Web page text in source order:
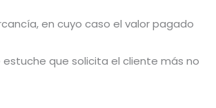
en cuyo caso el valor pagado
que solicita el cliente más no